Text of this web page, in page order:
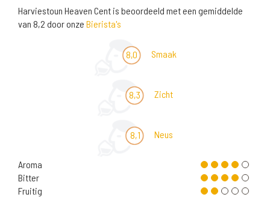
Harviestoun Heaven Cent is beoordeeld met een gemiddelde
van 8,2 door onze Bierista's
8,0 Smaak
8,3 Zicht
8,1 Neus
Aroma
Bitter
Fruitig